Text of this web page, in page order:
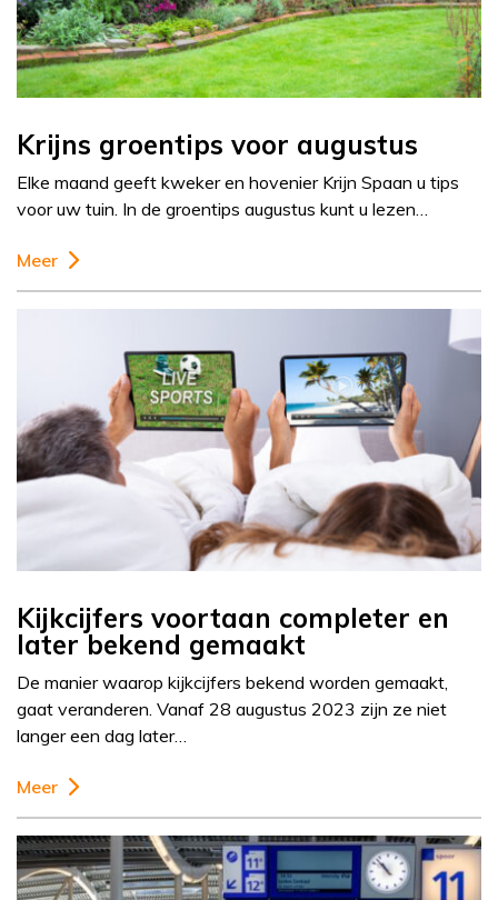
Krijns groentips voor augustus
Elke maand geeft kweker en hovenier Krijn Spaan u tips
voor uw tuin. In de groentips augustus kunt u lezen…
Meer
Kijkcijfers voortaan completer en
later bekend gemaakt
De manier waarop kijkcijfers bekend worden gemaakt,
gaat veranderen. Vanaf 28 augustus 2023 zijn ze niet
langer een dag later…
Meer